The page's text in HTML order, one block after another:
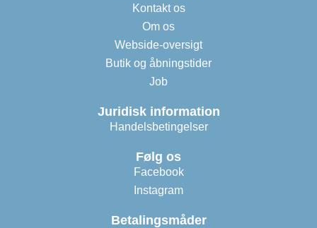
Kontakt os
Om os
Webside-oversigt
Butik og åbningstider
Job
Juridisk information
Handelsbetingelser
Følg os
Facebook
Instagram
Betalingsmåder